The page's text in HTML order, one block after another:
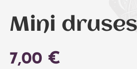
Mini
7,00 €